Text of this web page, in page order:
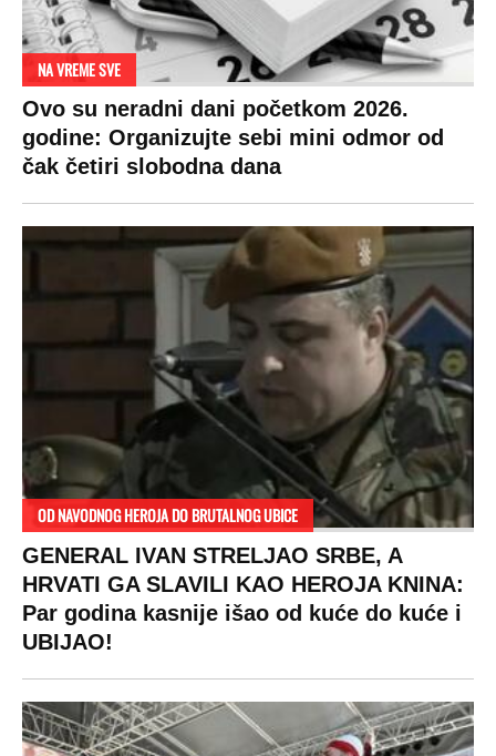
NA VREME SVE
Ovo su neradni dani početkom 2026.
godine: Organizujte sebi mini odmor od
čak četiri slobodna dana
OD NAVODNOG HEROJA DO BRUTALNOG UBICE
GENERAL IVAN STRELJAO SRBE, A
HRVATI GA SLAVILI KAO HEROJA KNINA:
Par godina kasnije išao od kuće do kuće i
UBIJAO!